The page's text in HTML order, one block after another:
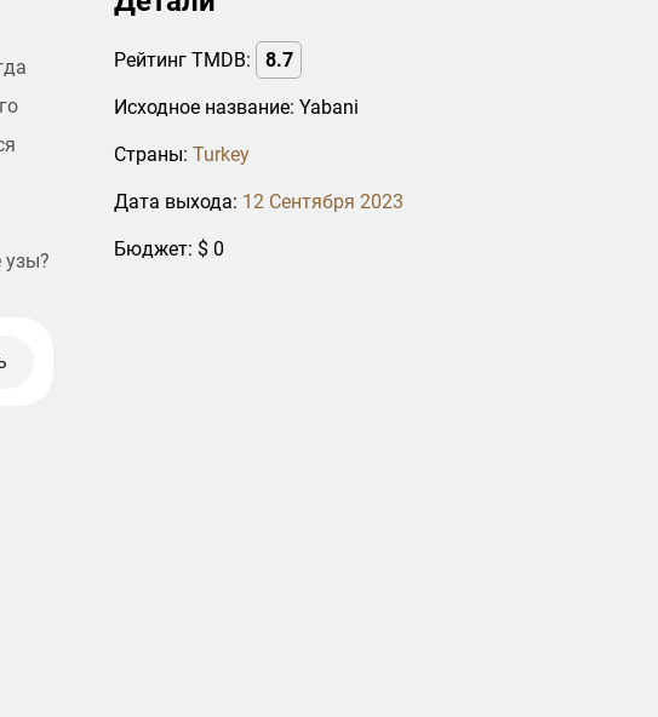
узы?
Рейтинг TMDB: 8.7
Исходное название: Yabani
Страны:Turkey
Дата выхода: 12 Сентября 2023
Бюджет: $ 0